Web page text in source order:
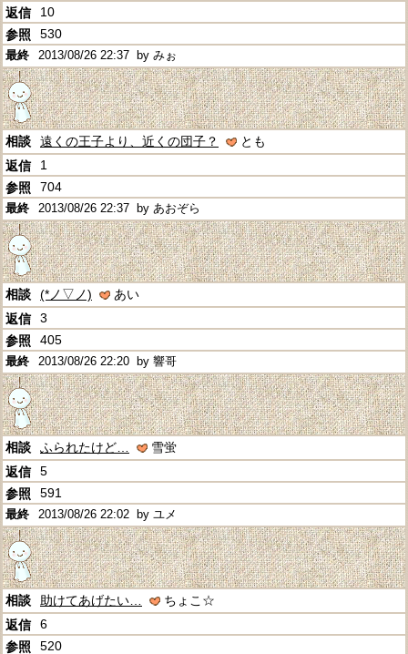
10
530
2013/08/26 22:37 by みぉ
遠くの王子より、近くの団子？
とも
1
704
2013/08/26 22:37 by あおぞら
(*ノ▽ノ)
あい
3
405
2013/08/26 22:20 by 響哥
ふられたけど…
雪蛍
5
591
2013/08/26 22:02 by ユメ
助けてあげたい…
ちょこ☆
6
520